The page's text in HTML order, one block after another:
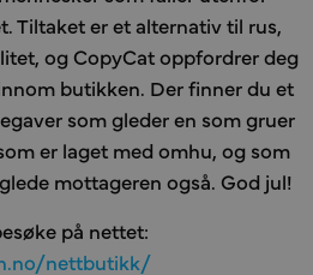
Tiltaket er et alternativ til rus,
og CopyCat oppfordrer deg
butikken. Der finner du et
som gleder en som gruer
er laget med omhu, og som
mottageren også. God jul!
på nettet:
nettbutikk/